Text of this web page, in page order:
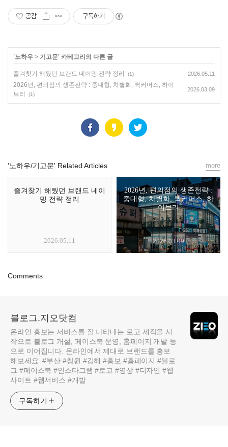
공감 구독하기
'노하우 > 기고문' 카테고리의 다른 글
즐겨찾기 해뒀던 브랜드 네이밍 전략 정리 (1) 2026.05.11
2026년, 편의점의 생존전략 : 중대형, 차별화, 퀵커머스, 하이
브리
(1)
2026.03.09
'노하우/기고문' Related Articles
즐겨찾기 해뒀던 브랜드 네이
밍 전략 정리
2026.05.11
2026년, 편의점의 생존전략 :
중대형, 차별화, 퀵커머스, 하
이브리
2026.03.09
more
Comments
블로그.지오닷컴
온라인 홍보는 서비스를 잘 나타내는 로고 제작을 시
작으로 블로그 개설, 페이스북 운영, 홈페이지 개발 등
으로 이어집니다. 온라인에서 제대로 브랜드를 홍보
해보세요. #부산 #창원 #김해 #홍보 #홈페이지 #블로
그 #페이스북 #인스타그램 #로고 #영상 #디자인 #웹
사이트 #웹서비스 #개발
구독하기